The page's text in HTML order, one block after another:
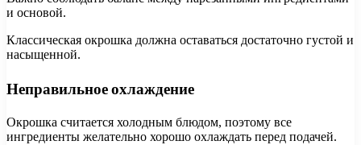
и основой.
Классическая окрошка должна оставаться достаточно густой и
насыщенной.
Неправильное охлаждение
Окрошка считается холодным блюдом, поэтому все
ингредиенты желательно хорошо охлаждать перед подачей.